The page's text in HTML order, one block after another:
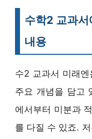
수학2 교과서
내용
수2 교과서 미래
주요 개념을 담고
에서부터 미분과
를 다질 수 있죠.